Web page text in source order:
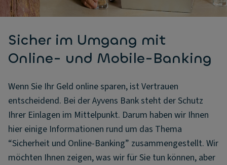
Sicher im Umgang mit
Online- und Mobile-Banking
Wenn Sie Ihr Geld online sparen, ist Vertrauen
entscheidend. Bei der Ayvens Bank steht der Schutz
Ihrer Einlagen im Mittelpunkt. Darum haben wir Ihnen
hier einige Informationen rund um das Thema
“Sicherheit und Online-Banking” zusammengestellt. Wir
möchten Ihnen zeigen, was wir für Sie tun können, aber